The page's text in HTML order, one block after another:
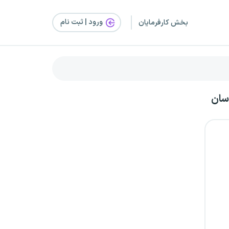
بخش کارفرمایان ورود | ثبت‌ نام